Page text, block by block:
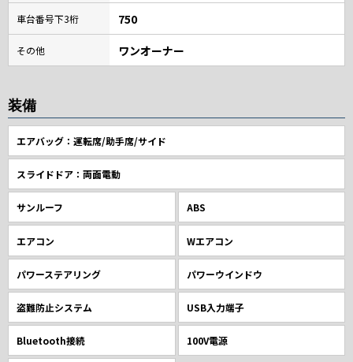
車台番号下3桁 750
その他 ワンオーナー
装備
エアバッグ：運転席/助手席/サイド
スライドドア：両面電動
サンルーフ ABS
エアコン Wエアコン
パワーステアリング パワーウインドウ
盗難防止システム USB入力端子
Bluetooth接続 100V電源